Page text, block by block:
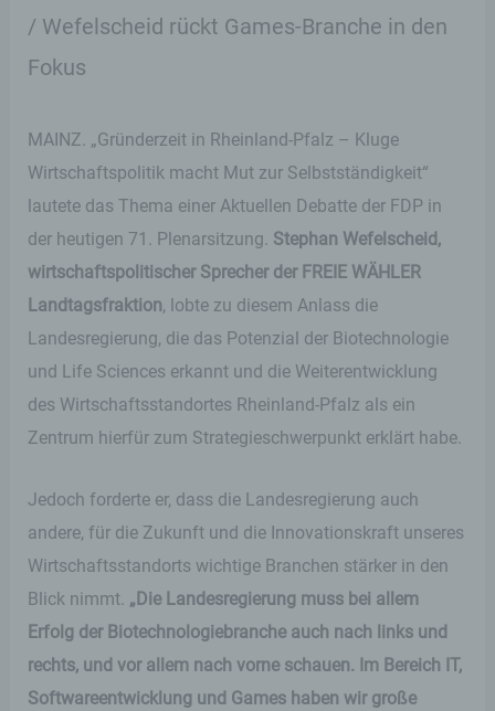
/ Wefelscheid rückt Games-Branche in den
Fokus
MAINZ. „Gründerzeit in Rheinland-Pfalz – Kluge
Wirtschaftspolitik macht Mut zur Selbstständigkeit“
lautete das Thema einer Aktuellen Debatte der FDP in
der heutigen 71. Plenarsitzung. Stephan Wefelscheid,
wirtschaftspolitischer Sprecher der FREIE WÄHLER
Landtagsfraktion, lobte zu diesem Anlass die
Landesregierung, die das Potenzial der Biotechnologie
und Life Sciences erkannt und die Weiterentwicklung
des Wirtschaftsstandortes Rheinland-Pfalz als ein
Zentrum hierfür zum Strategieschwerpunkt erklärt habe.
Jedoch forderte er, dass die Landesregierung auch
andere, für die Zukunft und die Innovationskraft unseres
Wirtschaftsstandorts wichtige Branchen stärker in den
Blick nimmt. „Die Landesregierung muss bei allem
Erfolg der Biotechnologiebranche auch nach links und
rechts, und vor allem nach vorne schauen. Im Bereich IT,
Softwareentwicklung und Games haben wir große